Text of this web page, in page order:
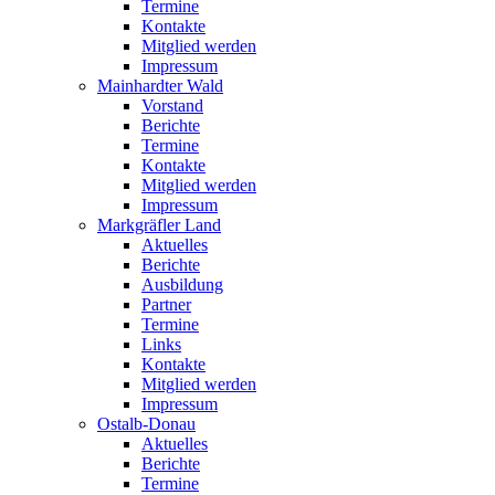
Termine
Kontakte
Mitglied werden
Impressum
Mainhardter Wald
Vorstand
Berichte
Termine
Kontakte
Mitglied werden
Impressum
Markgräfler Land
Aktuelles
Berichte
Ausbildung
Partner
Termine
Links
Kontakte
Mitglied werden
Impressum
Ostalb-Donau
Aktuelles
Berichte
Termine